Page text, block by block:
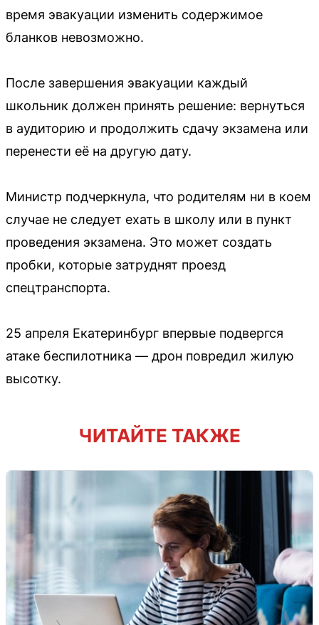
время эвакуации изменить содержимое
бланков невозможно.
После завершения эвакуации каждый
школьник должен принять решение: вернуться
в аудиторию и продолжить сдачу экзамена или
перенести её на другую дату.
Министр подчеркнула, что родителям ни в коем
случае не следует ехать в школу или в пункт
проведения экзамена. Это может создать
пробки, которые затруднят проезд
спецтранспорта.
25 апреля Екатеринбург впервые подвергся
атаке беспилотника — дрон повредил жилую
высотку.
ЧИТАЙТЕ ТАКЖЕ